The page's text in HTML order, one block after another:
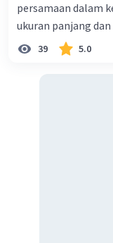
persamaan dalam
ukuran panjang
39 5.0